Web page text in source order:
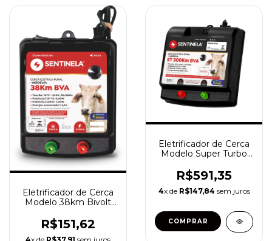
Eletrificador de Cerca
Modelo 38km Bivolt
R$151,62
Eletrificador de Cerca
Modelo Super Turbo
R$591,35
4x de R$147,84 sem juros